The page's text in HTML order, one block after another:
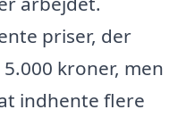
priser, der
kroner, men
indhente flere